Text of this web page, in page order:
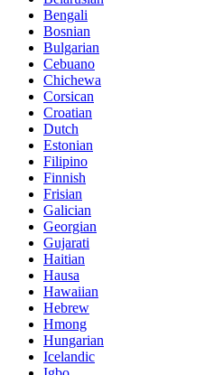
Bengali
Bosnian
Bulgarian
Cebuano
Chichewa
Corsican
Croatian
Dutch
Estonian
Filipino
Finnish
Frisian
Galician
Georgian
Gujarati
Haitian
Hausa
Hawaiian
Hebrew
Hmong
Hungarian
Icelandic